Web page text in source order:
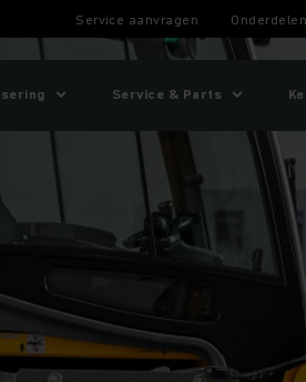
Service aanvragen
Service & Parts